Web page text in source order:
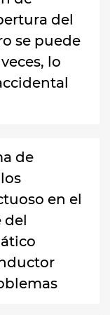
del
se puede
lo
de
en el
del